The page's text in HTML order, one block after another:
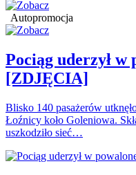
Autopromocja
Pociąg uderzył w
[ZDJĘCIA]
Blisko 140 pasażerów
Łoźnicy koło Goleniowa.
uszkodziło sieć…